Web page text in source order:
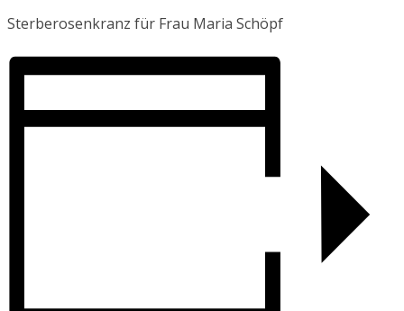
Sterberosenkranz für Frau Maria Schöpf